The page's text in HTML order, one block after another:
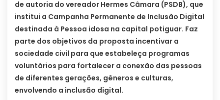
de autoria do vereador Hermes Câmara (PSDB), que
institui a Campanha Permanente de Inclusão Digital
destinada à Pessoa idosa na capital potiguar. Faz
parte dos objetivos da proposta incentivar a
sociedade civil para que estabeleça programas
voluntários para fortalecer a conexão das pessoas
de diferentes gerações, gêneros e culturas,
envolvendo a inclusão digital.